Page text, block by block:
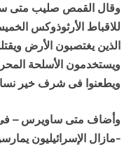
وقال القمص صليب متى
للاقباط الأرثوذوكس
الذين يغتصبون الأرض
ويستخدمون الأسلحة
ويطعنوا فى شرف خير
وأضاف متى ساويرس – فى
-مازال الإسرائيليون